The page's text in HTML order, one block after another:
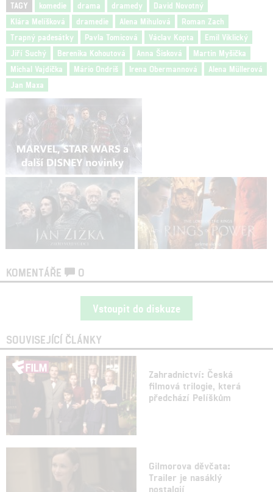
TAGY komedie drama dramedy
David Novotný
Klára Melíšková
dramedie Alena Mihulová
Roman Zach
Trapný padesátky
Pavla Tomicová Václav Kopta
Emil Viklický
Jiří Suchý
Berenika Kohoutová Anna Šisková
Martin Myšička
Michal Vajdička
Mário Ondriš Irena Obermannová
Alena Müllerová
Jan Maxa
KOMENTÁŘE 0
Vstoupit do diskuze
SOUVISEJÍCÍ ČLÁNKY
Zahradnictví: Česká
filmová trilogie, která
předchází Pelíškům
Gilmorova děvčata:
Trailer je nasáklý
nostalgií